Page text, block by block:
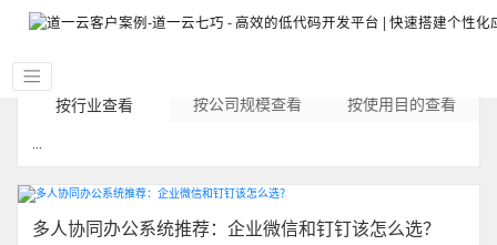
按行业查看 按公司规模查看 按使用目的查看
多人协同办公系统推荐：企业微信和钉钉该怎么选？